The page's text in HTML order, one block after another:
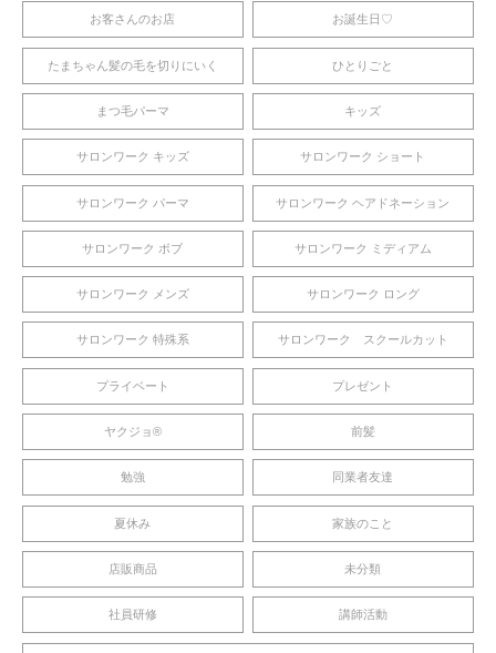
お客さんのお店 お誕生日♡
たまちゃん髪の毛を切りにいく ひとりごと
まつ毛パーマ キッズ
サロンワーク キッズ サロンワーク ショート
サロンワーク パーマ サロンワーク ヘアドネーション
サロンワーク ボブ サロンワーク ミディアム
サロンワーク メンズ サロンワーク ロング
サロンワーク 特殊系 サロンワーク スクールカット
プライベート プレゼント
ヤクジョ®︎ 前髪
勉強 同業者友達
夏休み 家族のこと
店販商品 未分類
社員研修 講師活動